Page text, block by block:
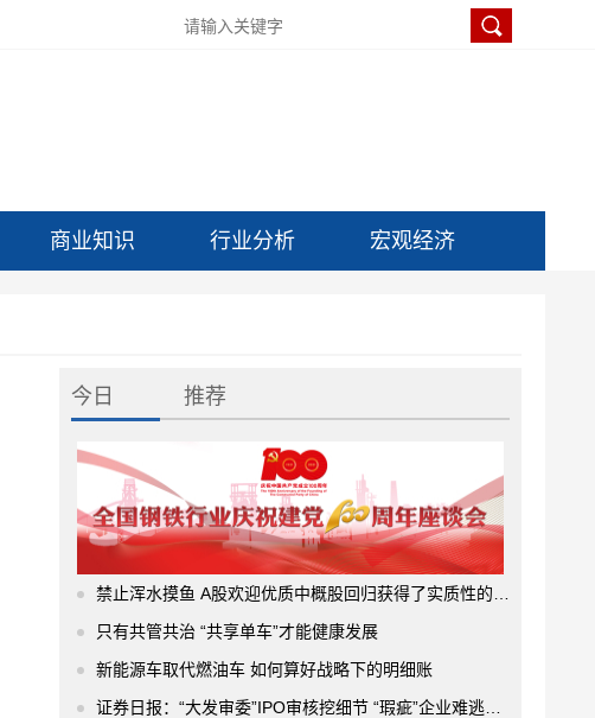
商业知识 行业分析 宏观经济
今日 推荐
禁止浑水摸鱼 A股欢迎优质中概股回归获得了实质性的进展
只有共管共治 “共享单车”才能健康发展
新能源车取代燃油车 如何算好战略下的明细账
证券日报：“大发审委”IPO审核挖细节 “瑕疵”企业难逃法眼